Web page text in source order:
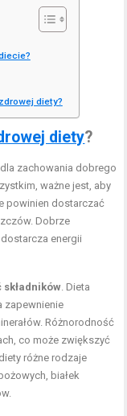
diety?
diety?
zachowania dobrego
ważne jest, aby
powinien dostarczać
Dobrze
energii
. Dieta
zapewnienie
Różnorodność
co może zwiększyć
różne rodzaje
białek